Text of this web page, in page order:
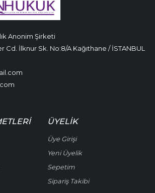
Anonim Şirketi
Cd. İlknur Sk. No:8/A Kağıthane / İSTANBUL
ÜYELIK
Üye Girişi
Yeni Üyelik
Sepetim
Sipariş Takibi